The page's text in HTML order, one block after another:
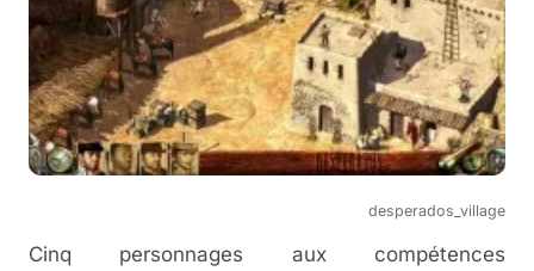
desperados_village
Cinq personnages aux compétences